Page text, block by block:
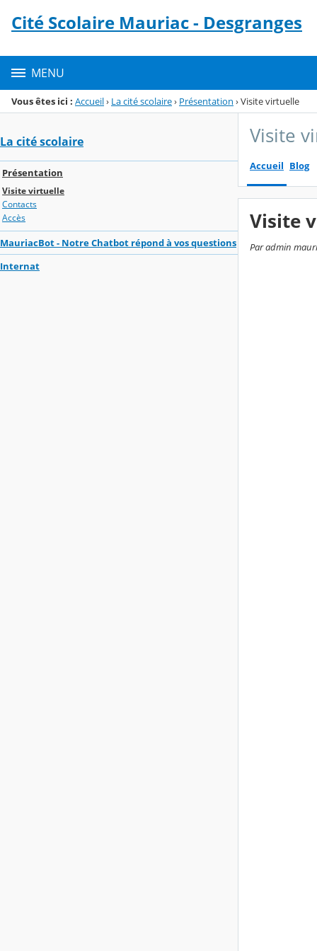
Menu de la rubrique
Contenu
Cité Scolaire Mauriac - Desgranges
MENU
Vous êtes ici : Accueil› La cité scolaire› Présentation ›Visite virtuelle
La cité scolaire
Présentation
Visite virtuelle
Contacts
Accès
MauriacBot - Notre Chatbot répond à vos questions
Internat
Visite
Accueil Blog
Visite
Par admin